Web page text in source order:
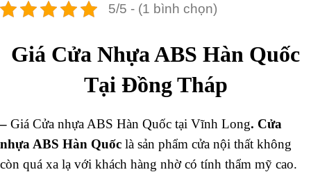
5/5 - (1 bình chọn)
Giá Cửa Nhựa ABS Hàn Quốc
Tại Đồng Tháp
– Giá Cửa nhựa ABS Hàn Quốc tại Vĩnh Long. Cửa
nhựa ABS Hàn Quốc là sản phẩm cửa nội thất không
còn quá xa lạ với khách hàng nhờ có tính thẩm mỹ cao.